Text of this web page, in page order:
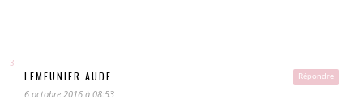
Répondre
LEMEUNIER AUDE
6 octobre 2016 à 08:53